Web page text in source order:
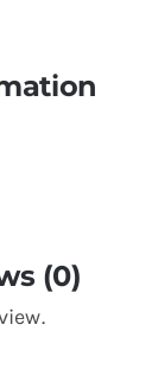
(0)